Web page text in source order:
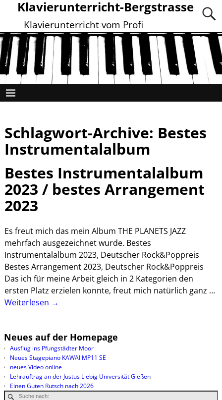
Klavierunterricht-Bergstrasse
Klavierunterricht vom Profi
Schlagwort-Archive: Bestes
Instrumentalalbum
Bestes Instrumentalalbum
2023 / bestes Arrangement
2023
Es freut mich das mein Album THE PLANETS JAZZ
mehrfach ausgezeichnet wurde. Bestes
Instrumentalalbum 2023, Deutscher Rock&Poppreis
Bestes Arrangement 2023, Deutscher Rock&Poppreis
Das ich für meine Arbeit gleich in 2 Kategorien den
ersten Platz erzielen konnte, freut mich natürlich ganz …
Weiterlesen →
Neues auf der Homepage
Ausflug ins Pfungstädter Moor
Neues Stagepiano KAWAI MP11 SE
neues Video online
Lehrauftrag an der Justus Liebig Universität Gießen
Einen Guten Rutsch nach 2026